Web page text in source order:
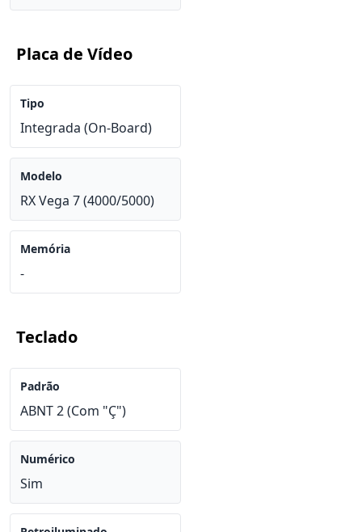
Placa de Vídeo
Tipo
Integrada (On-Board)
Modelo
RX Vega 7 (4000/5000)
Memória
-
Teclado
Padrão
ABNT 2 (Com "Ç")
Numérico
Sim